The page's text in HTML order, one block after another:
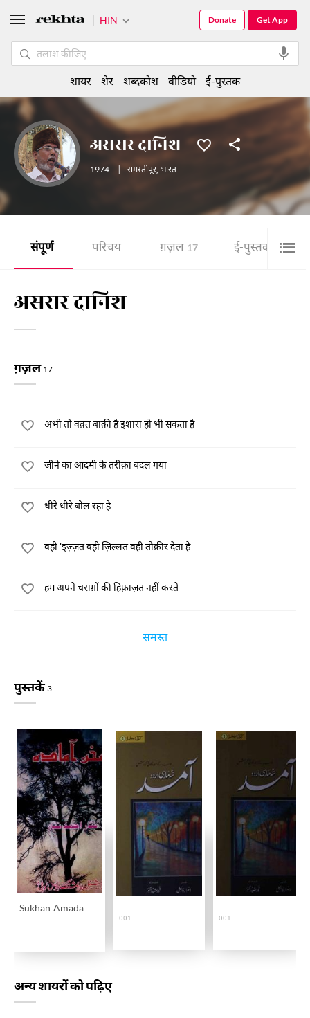
असरार दानिश
1974 समस्तीपूर, भारत
संपूर्ण परिचय ग़ज़ल 17 ई-पुस्तक
असरार दानिश
ग़ज़ल 17
अभी तो वक़्त बाक़ी है इशारा हो भी सकता है
जीने का आदमी के तरीक़ा बदल गया
धीरे धीरे बोल रहा है
वही 'इज़्ज़त वही ज़िल्लत वही तौक़ीर देता है
हम अपने चराग़ों की हिफ़ाज़त नहीं करते
समस्त
पुस्तकें 3
Sukhan Amada
001 001
अन्य शायरों को पढ़िए
HIN Get App
Donate
शायर शेर शब्दकोश वीडियो ई-पुस्तक